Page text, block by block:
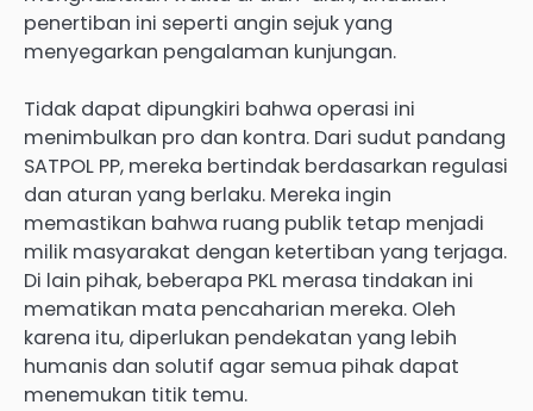
penertiban ini seperti angin sejuk yang
menyegarkan pengalaman kunjungan.
Tidak dapat dipungkiri bahwa operasi ini
menimbulkan pro dan kontra. Dari sudut pandang
SATPOL PP, mereka bertindak berdasarkan regulasi
dan aturan yang berlaku. Mereka ingin
memastikan bahwa ruang publik tetap menjadi
milik masyarakat dengan ketertiban yang terjaga.
Di lain pihak, beberapa PKL merasa tindakan ini
mematikan mata pencaharian mereka. Oleh
karena itu, diperlukan pendekatan yang lebih
humanis dan solutif agar semua pihak dapat
menemukan titik temu.